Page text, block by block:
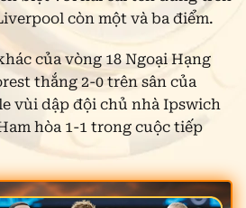
còn một và ba điểm.
của vòng 18 Ngoại Hạng
thắng 2-0 trên sân của
vùi dập đội chủ nhà Ipswich
hòa 1-1 trong cuộc tiếp